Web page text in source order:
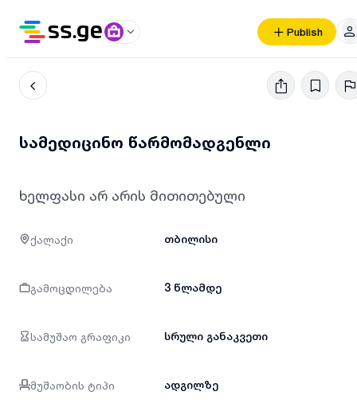
Publish
სამედიცინო წარმომადგენლი
ხელფასი არ არის მითითებული
ქალაქი თბილისი
გამოცდილება 3 წლამდე
სამუშაო გრაფიკი სრული განაკვეთი
მუშაობის ტიპი ადგილზე